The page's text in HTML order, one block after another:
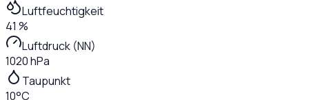
Luftfeuchtigkeit
41 %
Luftdruck (NN)
1020 hPa
Taupunkt
10°C